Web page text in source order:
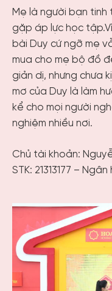
Mẹ là người bạn tinh
gặp áp lực học
bài Duy cứ ngỡ mẹ
mua cho mẹ bộ đồ
giản dị, nhưng chưa
mơ của Duy là làm
kể cho mọi người
nghiệm nhiều nơi.
Chủ tài khoản:
STK: 21313177 –